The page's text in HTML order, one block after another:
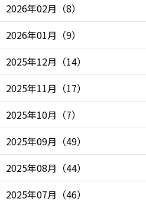
2026年02月 （8）
2026年01月 （9）
2025年12月 （14）
2025年11月 （17）
2025年10月 （7）
2025年09月 （49）
2025年08月 （44）
2025年07月 （46）